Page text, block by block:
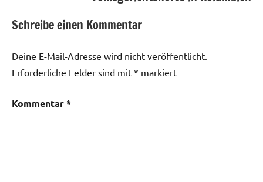
Schreibe einen Kommentar
Deine E-Mail-Adresse wird nicht veröffentlicht.
Erforderliche Felder sind mit * markiert
Kommentar*